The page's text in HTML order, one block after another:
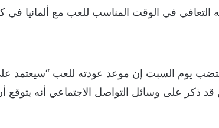
التعافي في الوقت المناسب للعب مع ألمانيا
يوم السبت إن موعد عودته للعب “سيعتمد
قد ذكر على وسائل التواصل الاجتماعي أنه